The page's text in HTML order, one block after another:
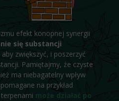
efekt konopnej synergii
się substancji
aby zwiększyć, i poszerzyć
Pamiętajmy, że czyste
ma niebagatelny wpływ
na przykład
może działać po